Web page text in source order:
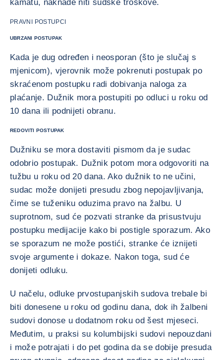
kamatu, naknade niti sudske troškove.
PRAVNI POSTUPCI
UBRZANI POSTUPAK
Kada je dug određen i neosporan (što je slučaj s
mjenicom), vjerovnik može pokrenuti postupak po
skraćenom postupku radi dobivanja naloga za
plaćanje. Dužnik mora postupiti po odluci u roku od
10 dana ili podnijeti obranu.
REDOVITI POSTUPAK
Dužniku se mora dostaviti pismom da je sudac
odobrio postupak. Dužnik potom mora odgovoriti na
tužbu u roku od 20 dana. Ako dužnik to ne učini,
sudac može donijeti presudu zbog nepojavljivanja,
čime se tuženiku oduzima pravo na žalbu. U
suprotnom, sud će pozvati stranke da prisustvuju
postupku medijacije kako bi postigle sporazum. Ako
se sporazum ne može postići, stranke će iznijeti
svoje argumente i dokaze. Nakon toga, sud će
donijeti odluku.
U načelu, odluke prvostupanjskih sudova trebale bi
biti donesene u roku od godinu dana, dok ih žalbeni
sudovi donose u dodatnom roku od šest mjeseci.
Međutim, u praksi su kolumbijski sudovi nepouzdani
i može potrajati i do pet godina da se dobije presuda